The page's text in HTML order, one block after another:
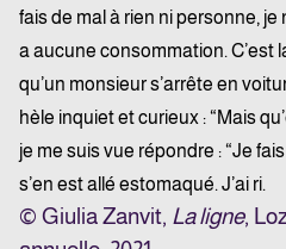
fais de mal à rien ni personne, je
a aucune consommation. C’est
qu’un monsieur s’arrête en
hèle inquiet et curieux : “Mais
je me suis vue répondre : “Je fais
s’en est allé estomaqué. J’ai ri.
© Giulia Zanvit, La ligne,